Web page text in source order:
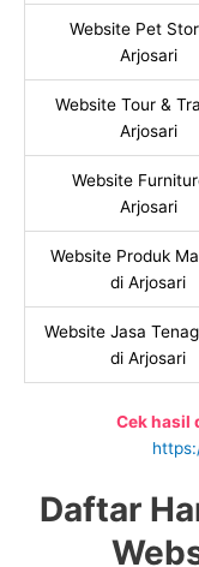
Website Pet
Arjosari
Website Tour &
Arjosari
Website
Arjosari
Website Produk
di Arjosari
Website Jasa
di Arjosari
Cek hasil
Daftar